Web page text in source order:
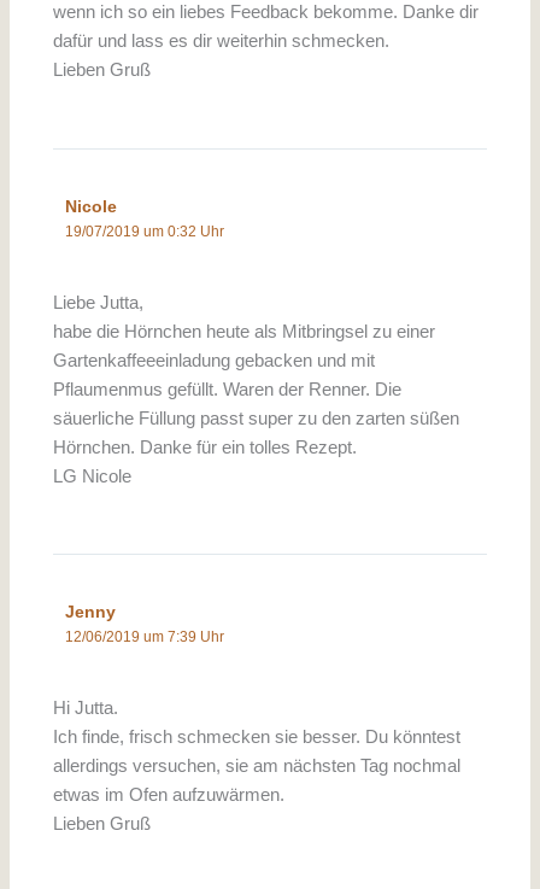
wenn ich so ein liebes Feedback bekomme. Danke dir
dafür und lass es dir weiterhin schmecken.
Lieben Gruß
Nicole
19/07/2019 um 0:32 Uhr
Liebe Jutta,
habe die Hörnchen heute als Mitbringsel zu einer
Gartenkaffeeeinladung gebacken und mit
Pflaumenmus gefüllt. Waren der Renner. Die
säuerliche Füllung passt super zu den zarten süßen
Hörnchen. Danke für ein tolles Rezept.
LG Nicole
Jenny
12/06/2019 um 7:39 Uhr
Hi Jutta.
Ich finde, frisch schmecken sie besser. Du könntest
allerdings versuchen, sie am nächsten Tag nochmal
etwas im Ofen aufzuwärmen.
Lieben Gruß